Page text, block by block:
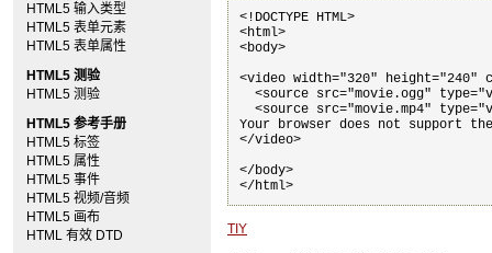
HTML5 输入类型
HTML5 表单元素
HTML5 表单属性
HTML5 测验
HTML5 测验
HTML5 参考手册
HTML5 标签
HTML5 属性
HTML5 事件
HTML5 视频/音频
HTML5 画布
HTML 有效 DTD
<!DOCTYPE HTML>
<html>
<body>
<video width="320" height="240"
<source src="movie.ogg"
<source src="movie.mp4"
Your browser does not support
</video>
</body>
TIY